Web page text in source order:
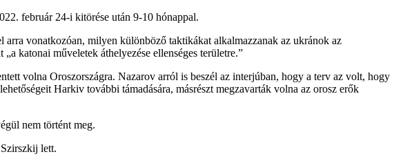
február 24-i kitörése után 9-10 hónappal.
vonatkozóan, milyen különböző taktikákat alkalmazzanak az ukránok az
katonai műveletek áthelyezése ellenséges területre.”
volna Oroszországra. Nazarov arról is beszél az interjúban, hogy a terv az volt, hogy
Harkiv további támadására, másrészt megzavarták volna az orosz erők
nem történt meg.
lett.